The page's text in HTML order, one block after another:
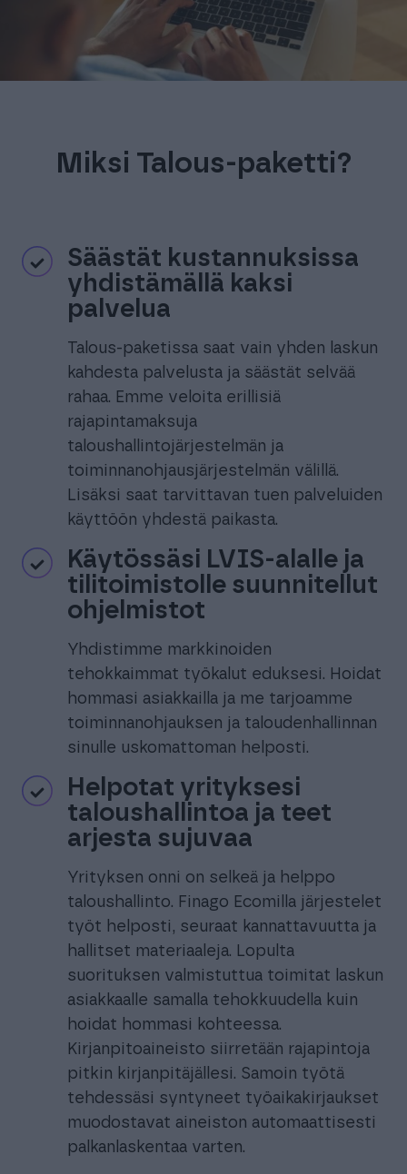
Miksi Talous-paketti?
Säästät kustannuksissa
yhdistämällä kaksi
palvelua
Talous-paketissa saat vain yhden laskun
kahdesta palvelusta ja säästät selvää
rahaa. Emme veloita erillisiä
rajapintamaksuja
taloushallintojärjestelmän ja
toiminnanohjausjärjestelmän välillä.
Lisäksi saat tarvittavan tuen palveluiden
käyttöön yhdestä paikasta.
Käytössäsi LVIS-alalle ja
tilitoimistolle suunnitellut
ohjelmistot
Yhdistimme markkinoiden
tehokkaimmat työkalut eduksesi. Hoidat
hommasi asiakkailla ja me tarjoamme
toiminnanohjauksen ja taloudenhallinnan
sinulle uskomattoman helposti.
Helpotat yrityksesi
taloushallintoa ja teet
arjesta sujuvaa
Yrityksen onni on selkeä ja helppo
taloushallinto. Finago Ecomilla järjestelet
työt helposti, seuraat kannattavuutta ja
hallitset materiaaleja. Lopulta
suorituksen valmistuttua toimitat laskun
asiakkaalle samalla tehokkuudella kuin
hoidat hommasi kohteessa.
Kirjanpitoaineisto siirretään rajapintoja
pitkin kirjanpitäjällesi. Samoin työtä
tehdessäsi syntyneet työaikakirjaukset
muodostavat aineiston automaattisesti
palkanlaskentaa varten.